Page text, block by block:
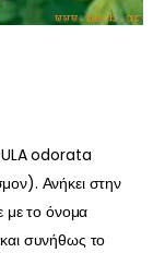
odorata
Ανήκει στην
με το όνομα
συνήθως το